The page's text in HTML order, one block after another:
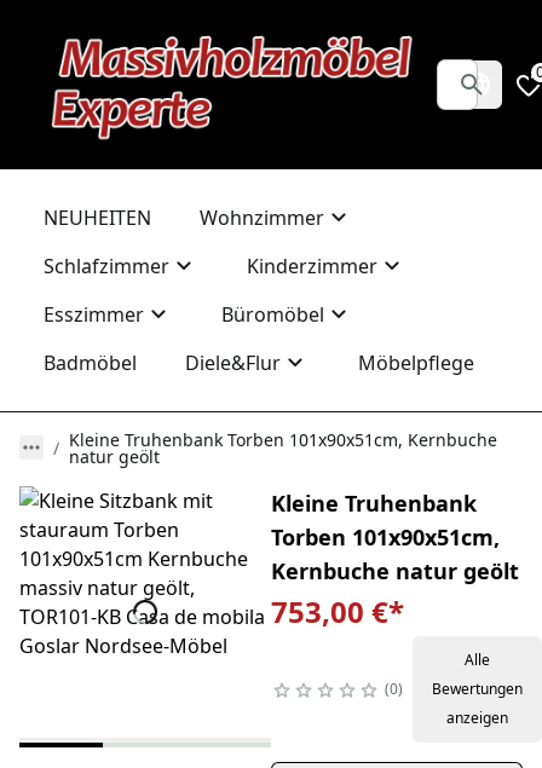
NEUHEITEN
Wohnzimmer
Schlafzimmer
Kinderzimmer
Esszimmer
Büromöbel
Badmöbel
Diele&Flur Möbelpflege
Kleine Truhenbank Torben 101x90x51cm, Kernbuche
natur geölt
Kleine Truhenbank
Torben 101x90x51cm,
Kernbuche natur geölt
753,00 €*
0
Alle
Bewertungen
anzeigen